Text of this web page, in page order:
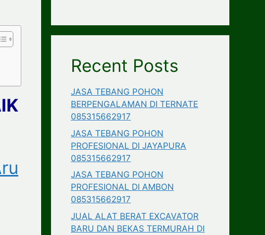
Recent Posts
JASA TEBANG POHON
BERPENGALAMAN DI TERNATE
085315662917
JASA TEBANG POHON
PROFESIONAL DI JAYAPURA
085315662917
JASA TEBANG POHON
PROFESIONAL DI AMBON
085315662917
JUAL ALAT BERAT EXCAVATOR
BARU DAN BEKAS TERMURAH DI